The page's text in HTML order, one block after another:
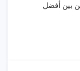
بين أفضل